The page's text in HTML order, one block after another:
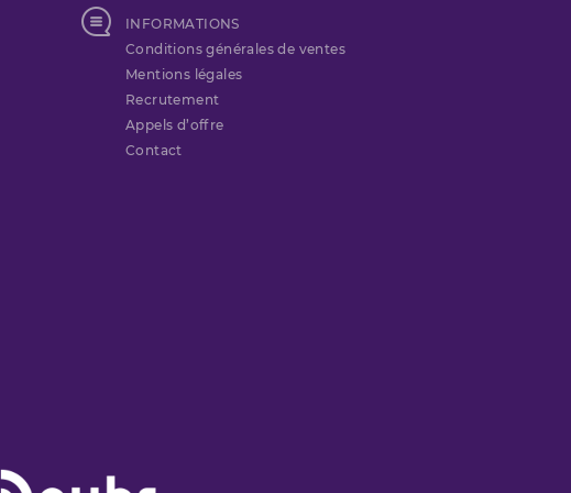
INFORMATIONS
Conditions générales de ventes
Mentions légales
Recrutement
Appels d’offre
Contact